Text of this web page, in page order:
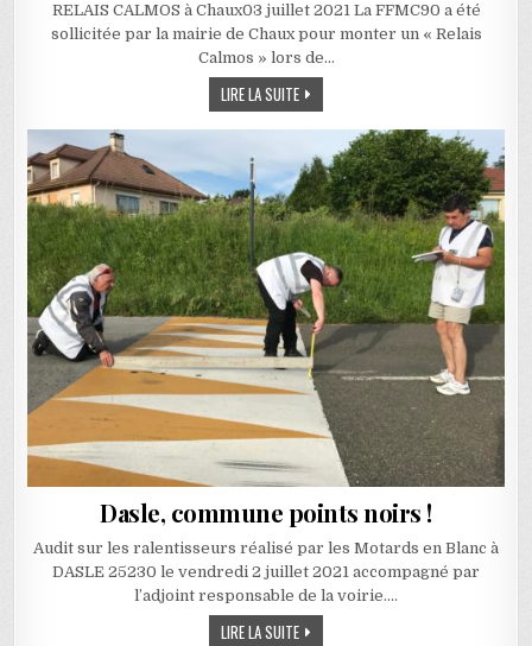
RELAIS CALMOS à Chaux03 juillet 2021 La FFMC90 a été
sollicitée par la mairie de Chaux pour monter un « Relais
Calmos » lors de…
LIRE LA SUITERELAIS CALMOS CONTRE LE BRUIT DE
Dasle, commune points noirs !
Audit sur les ralentisseurs réalisé par les Motards en Blanc à
DASLE 25230 le vendredi 2 juillet 2021 accompagné par
l’adjoint responsable de la voirie….
LIRE LA SUITEDASLE, COMMUNE POINTS NOIRS !